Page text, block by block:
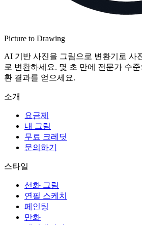
Picture to Drawing
AI 기반 사진을 그림으로 변환기로 사
로 변환하세요. 몇 초 만에 전문가 수
환 결과를 얻으세요.
소개
요금제
내 그림
무료 크레딧
문의하기
스타일
선화 그림
연필 스케치
페인팅
만화